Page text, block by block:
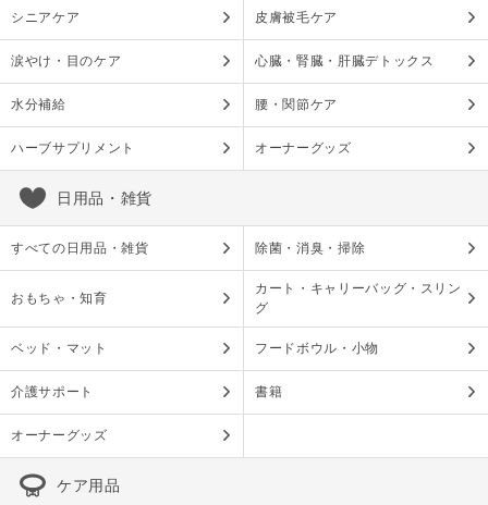
シニアケア 皮膚被毛ケア
涙やけ・目のケア 心臓・腎臓・肝臓デトックス
水分補給 腰・関節ケア
ハーブサプリメント オーナーグッズ
日用品・雑貨
すべての日用品・雑貨 除菌・消臭・掃除
おもちゃ・知育
カート・キャリーバッグ・スリン
グ
ベッド・マット フードボウル・小物
介護サポート 書籍
オーナーグッズ
ケア用品